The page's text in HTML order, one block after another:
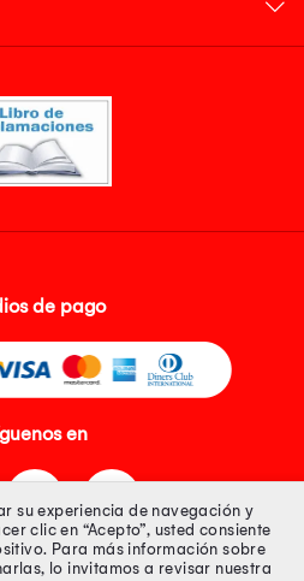
de pago
en
su experiencia de navegación y
clic en “Acepto”, usted consiente
Para más información sobre
lo invitamos a revisar nuestra